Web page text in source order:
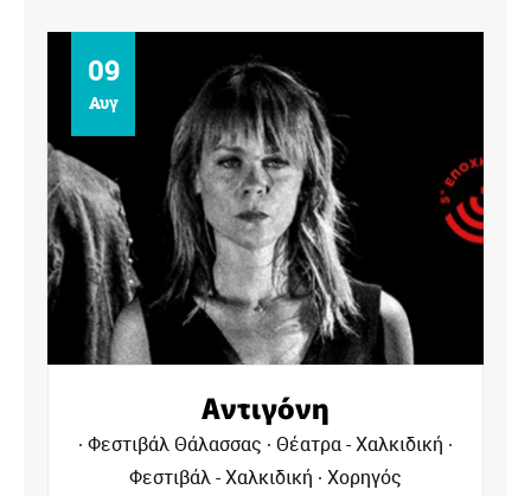
09
Αυγ
Αντιγόνη
Φεστιβάλ Θάλασσας Θέατρα - Χαλκιδική
Φεστιβάλ - Χαλκιδική Χορηγός